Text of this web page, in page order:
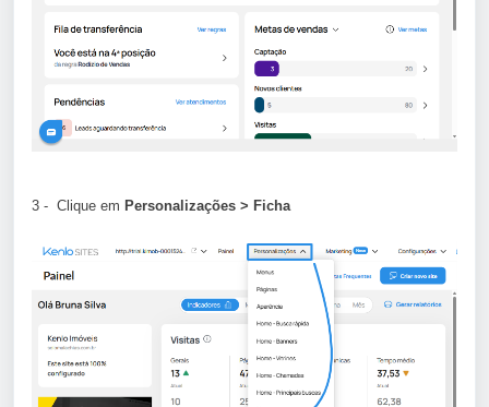
3 - Clique em Personalizações > Ficha